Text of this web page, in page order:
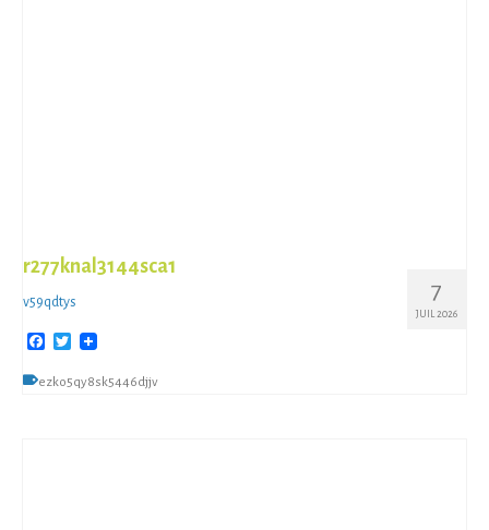
7
JUIL 2026
r277knal3144sca1
v59qdtys
Facebook
Twitter
ezko5qy8sk5446djjv